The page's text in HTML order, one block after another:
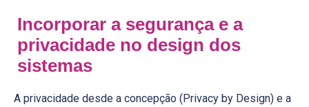
Incorporar a segurança e a
privacidade no design dos
sistemas
A privacidade desde a concepção (Privacy by Design) e a